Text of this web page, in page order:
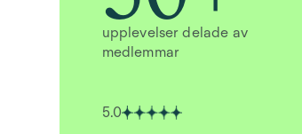
upplevelser delade av
medlemmar
5.0